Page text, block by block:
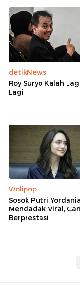
detikNews
Roy Suryo Kalah
Lagi
Wolipop
Sosok Putri
Mendadak Viral,
Berprestasi